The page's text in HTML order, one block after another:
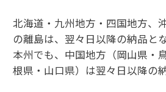
北海道・九州地方・四国地方、
の離島は、翌々日以降の納品とな
本州でも、中国地方（岡山県・
根県・山口県）は翌々日以降の